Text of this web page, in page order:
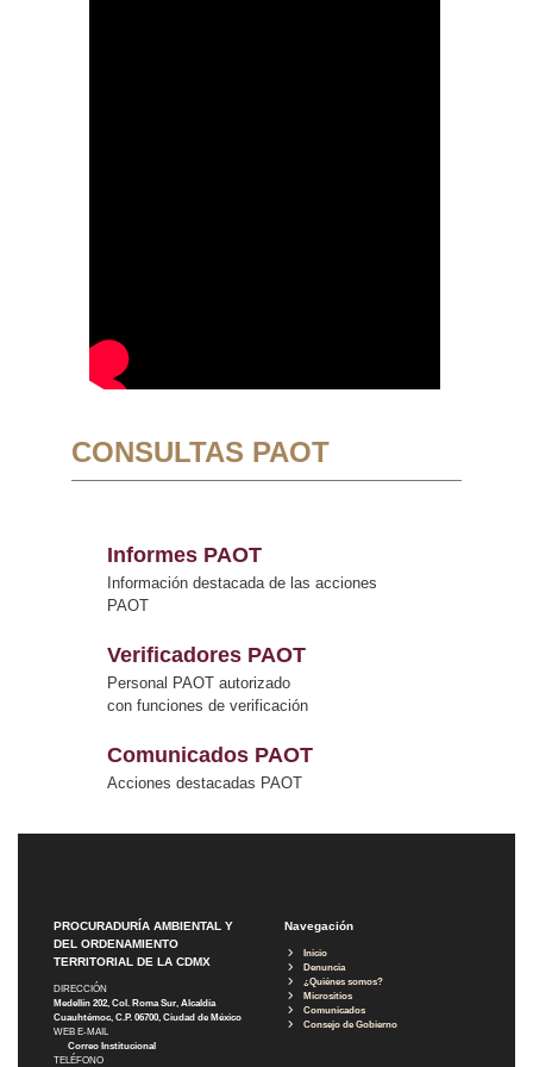
CONSULTAS PAOT
Informes PAOT
Información destacada de las acciones
PAOT
Verificadores PAOT
Personal PAOT autorizado
con funciones de verificación
Comunicados PAOT
Acciones destacadas PAOT
PROCURADURÍA AMBIENTAL Y
DEL ORDENAMIENTO
TERRITORIAL DE LA CDMX
DIRECCIÓN
Medellín 202, Col. Roma Sur, Alcaldía
Cuauhtémoc, C.P. 06700, Ciudad de México
WEB E-MAIL
Correo Institucional
TELÉFONO
Navegación
Inicio
Denuncia
¿Quiénes somos?
Micrositios
Comunicados
Consejo de Gobierno